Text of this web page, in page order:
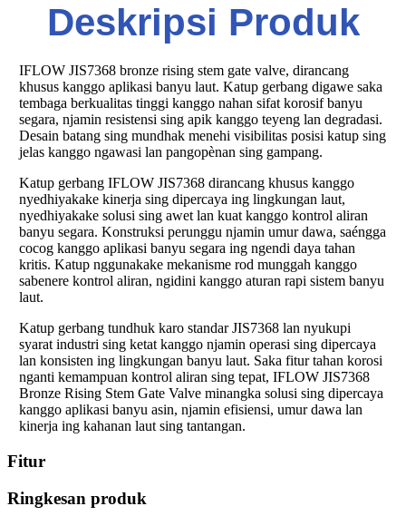
Deskripsi Produk
IFLOW JIS7368 bronze rising stem gate valve, dirancang
khusus kanggo aplikasi banyu laut. Katup gerbang digawe saka
tembaga berkualitas tinggi kanggo nahan sifat korosif banyu
segara, njamin resistensi sing apik kanggo teyeng lan degradasi.
Desain batang sing mundhak menehi visibilitas posisi katup sing
jelas kanggo ngawasi lan pangopènan sing gampang.
Katup gerbang IFLOW JIS7368 dirancang khusus kanggo
nyedhiyakake kinerja sing dipercaya ing lingkungan laut,
nyedhiyakake solusi sing awet lan kuat kanggo kontrol aliran
banyu segara. Konstruksi perunggu njamin umur dawa, saéngga
cocog kanggo aplikasi banyu segara ing ngendi daya tahan
kritis. Katup nggunakake mekanisme rod munggah kanggo
sabenere kontrol aliran, ngidini kanggo aturan rapi sistem banyu
laut.
Katup gerbang tundhuk karo standar JIS7368 lan nyukupi
syarat industri sing ketat kanggo njamin operasi sing dipercaya
lan konsisten ing lingkungan banyu laut. Saka fitur tahan korosi
nganti kemampuan kontrol aliran sing tepat, IFLOW JIS7368
Bronze Rising Stem Gate Valve minangka solusi sing dipercaya
kanggo aplikasi banyu asin, njamin efisiensi, umur dawa lan
kinerja ing kahanan laut sing tantangan.
Fitur
Ringkesan produk